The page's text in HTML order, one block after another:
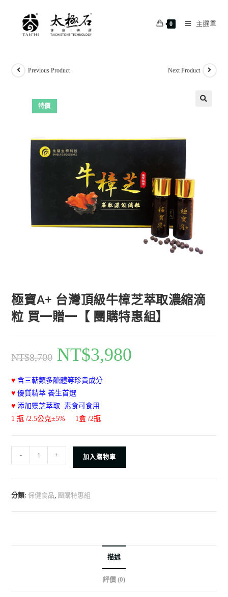
0 主選單
特價
Previous Product Next Product
極寶A+ 台灣頂級牛樟芝萃取濃縮滴
粒 買一贈一【 團購特惠組】
NT$8,700 NT$3,980
♥含三萜類多醣體等珍貴成分
♥優質精萃 養生首選
♥添加靈芝萃取 素食可食用
1 瓶 /2.5公克±5% 1盒 /2瓶
- + 加入購物車
分類:保健食品, 團購特惠組
描述
評價 (0)